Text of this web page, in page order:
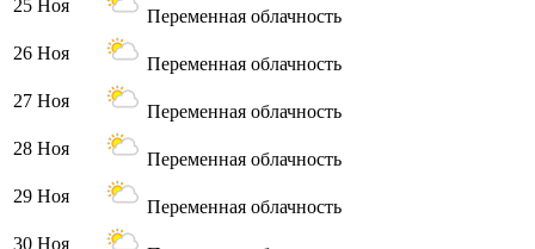
25 Ноя
Переменная облачность
26 Ноя
Переменная облачность
27 Ноя
Переменная облачность
28 Ноя
Переменная облачность
29 Ноя
Переменная облачность
30 Ноя